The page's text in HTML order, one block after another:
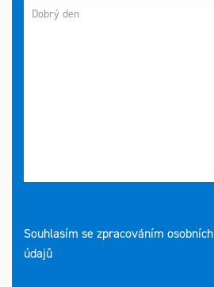
Souhlasím se zpracováním osobních
údajů